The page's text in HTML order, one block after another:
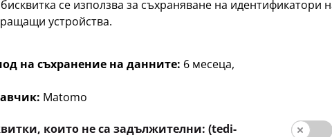
се използва за съхраняване на идентификатори
устройства.
на съхранение на данните: 6 месеца,
Matomo
които не са задължителни: (tedi-